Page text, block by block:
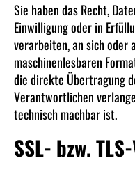
Sie haben das Recht,
Einwilligung oder in
verarbeiten, an sich oder
maschinenlesbaren
die direkte Übertragung
Verantwortlichen
technisch machbar ist.
SSL- bzw.